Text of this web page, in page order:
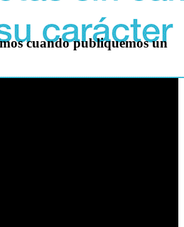
cuando publiquemos un